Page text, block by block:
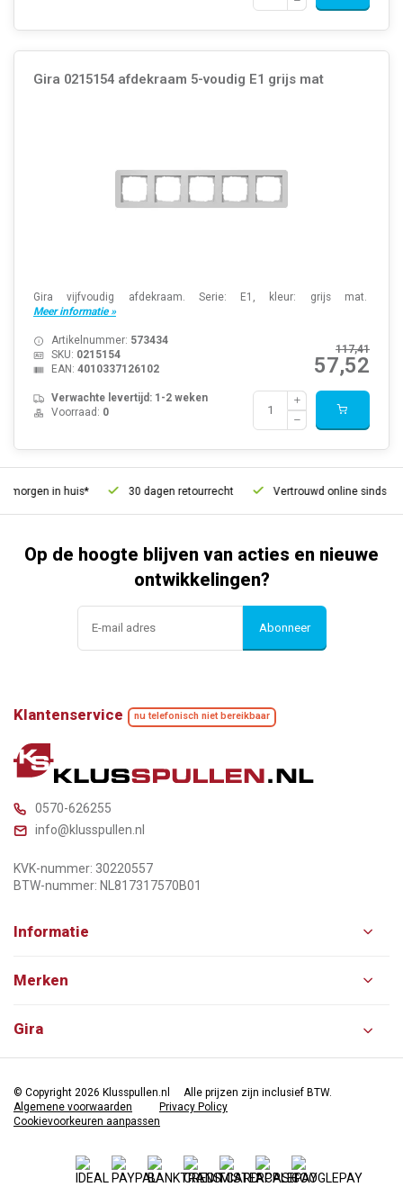
Gira 0215154 afdekraam 5-voudig E1 grijs mat
Gira vijfvoudig afdekraam. Serie: E1, kleur: grijs mat.
Meer informatie »
117,41
57,52
Artikelnummer: 573434
SKU: 0215154
EAN: 4010337126102
Verwachte levertijd: 1-2 weken
Voorraad: 0
in huis* 30 dagen retourrecht Vertrouwd online sinds 2006
Op de hoogte blijven van acties en nieuwe
ontwikkelingen?
Abonneer
Klantenservice nu telefonisch niet bereikbaar
0570-626255
info@klusspullen.nl
KVK-nummer: 30220557
BTW-nummer: NL817317570B01
Informatie
Merken
Gira
© Copyright 2026 Klusspullen.nl
Alle prijzen zijn inclusief BTW.
Algemene voorwaarden
Privacy Policy
Cookievoorkeuren aanpassen